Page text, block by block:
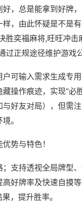
，总是能拿到好牌
，由此怀疑是不是
胜奕福麻将,旺旺冲击
过正规途径维护游戏公
可输入需求生成专用
操作痕迹，实现“必
与好友对局），但需
。
势与特色！
支持透视全局牌型
高好牌率及快速自摸
，提升胜率。